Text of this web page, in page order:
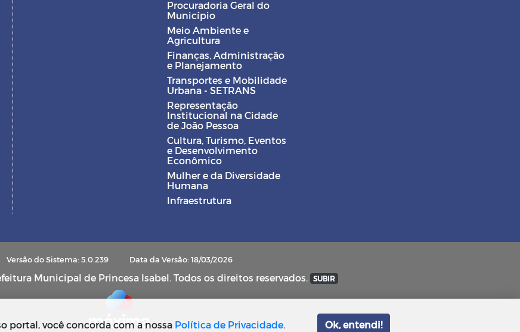
Procuradoria Geral do
Município
Meio Ambiente e
Agricultura
Finanças, Administração
e Planejamento
Transportes e Mobilidade
Urbana - SETRANS
Representação
Institucional na Cidade
de João Pessoa
Cultura, Turismo, Eventos
e Desenvolvimento
Econômico
Mulher e da Diversidade
Humana
Infraestrutura
Versão do Sistema: 5.0.239 Data da Versão: 18/03/2026
Municipal de Princesa Isabel. Todos os direitos reservados. SUBIR
portal, você concorda com a nossa Política de Privacidade. Ok, entendi!